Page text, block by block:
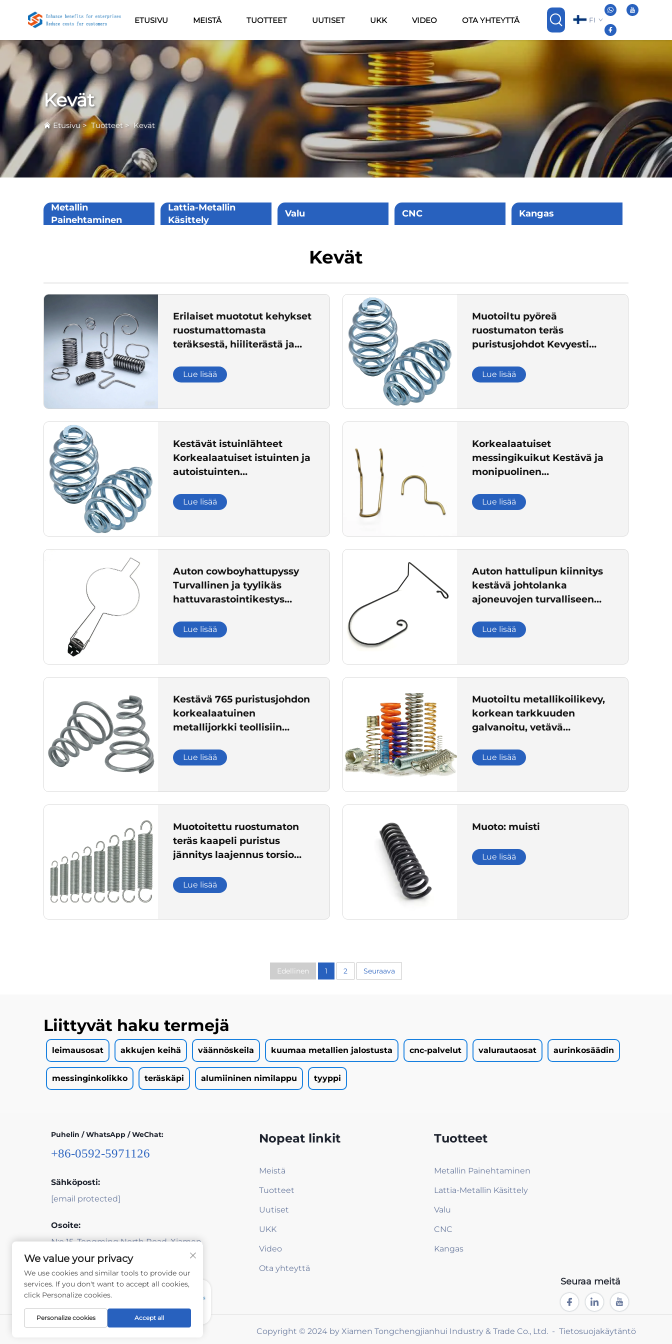
ETUSIVU MEISTÄ TUOTTEET UUTISET UKK VIDEO OTA YHTEYTTÄ FI
Kevät
Etusivu>Tuotteet>Kevät
Metallin
Painehtaminen
Lattia-Metallin
Käsittely
Valu CNC Kangas
Kevät
Erilaiset muototut kehykset
ruostumattomasta
teräksestä, hiiliterästä ja
elektroniikkalaitteiden
valmistukseen
Lue lisää
Muotoiltu pyöreä
ruostumaton teräs
puristusjohdot Kevyesti
Käytetään tyhjentämiseen
ja tukemiseen teollisissa
Lue lisää
Kestävät istuinlähteet
Korkealaatuiset istuinten ja
autoistuinten
Lue lisää
Korkealaatuiset
messingikuikut Kestävä ja
monipuolinen
teollisuudelle
Lue lisää
Auton cowboyhattupyssy
Turvallinen ja tyylikäs
hattuvarastointikestys
Lue lisää
Auton hattulipun kiinnitys
kestävä johtolanka
ajoneuvojen turvalliseen
Lue lisää
Kestävä 765 puristusjohdon
korkealaatuinen
metallijorkki teollisiin
Lue lisää
Muotoiltu metallikoilikevy,
korkean tarkkuuden
galvanoitu, vetävä
Lue lisää
Muotoitettu ruostumaton
teräs kaapeli puristus
jännitys laajennus torsio
Lue lisää
Muoto: muisti
Lue lisää
Edellinen 1 2 Seuraava
Liittyvät haku termejä
leimausosat akkujen keihä väännöskeila kuumaa metallien jalostusta cnc-palvelut valurautaosat aurinkosäädin
messinginkolikko teräskäpi alumiininen nimilappu tyyppi
Puhelin / WhatsApp / WeChat:
+86-0592-5971126
Sähköposti:
[email protected]
Osoite:
N:o 15, Tongming North Road, Xiamen,
Fujian, Kiina
Nopeat linkit
Meistä
Tuotteet
Uutiset
UKK
Video
Ota yhteyttä
Tuotteet
Metallin Painehtaminen
Lattia-Metallin Käsittely
Valu
CNC
Kangas
Seuraa meitä
Copyright © 2024 by Xiamen Tongchengjianhui Industry & Trade Co., Ltd. - Tietosuojakäytäntö
We value your privacy
We use cookies and similar tools to provide our
services. If you don't want to accept all cookies,
click Personalize cookies.
Personalize cookies Accept all